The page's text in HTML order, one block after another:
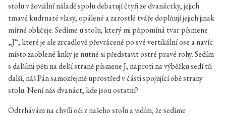
stolu v žoviální náladě spolu debatují čtyři ze dvanáctky, jejich
tmavé kudrnaté vlasy, opálené a zarostlé tváře doplňují jejich jinak
mírné obličeje. Sedíme u stolu, který mi připomíná tvar písmene
„J“, které je ale zrcadlově převrácené po své vertikální ose a navíc
místo zaoblené linky je nutné si představit ostré pravé rohy. Sedím
s dalšími pěti na delší straně písmene J, naproti na výběžku sedí tři
další, náš Pán samozřejmě uprostřed v části spojující obě strany
stolu. Není nás dvanáct, kde jsou ostatní?
Odtrhávám na chvíli oči z našeho stolu a vidím, že sedíme